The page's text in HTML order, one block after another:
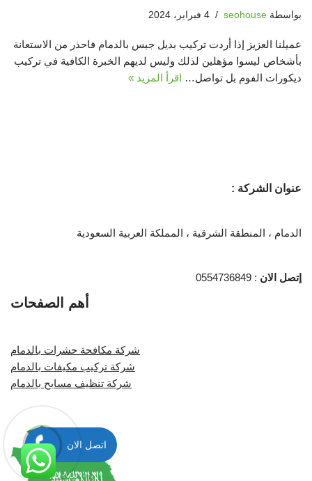
بواسطة seohouse 4 فبراير، 2024
عميلنا العزيز إذا أردت تركيب بديل جبس بالدمام فاحذر من الاستعانة
بأشخاص ليسوا مؤهلين لذلك وليس لديهم الخبرة الكافية في تركيب
ديكورات الفوم بل تواصل… اقرأ المزيد »
عنوان الشركة :
الدمام ، المنطقة الشرقية ، المملكة العربية السعودية
إتصل الان : 0554736849
أهم الصفحات
شركة مكافحة حشرات بالدمام
شركة تركيب مكيفات بالدمام
شركة تنظيف مسابح بالدمام
اتصل الان